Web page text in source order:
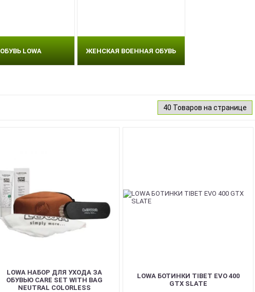
ОБУВЬ LOWA ЖЕНСКАЯ ВОЕННАЯ ОБУВЬ
LOWA НАБОР ДЛЯ УХОДА ЗА
ОБУВЬЮ CARE SET WITH BAG
NEUTRAL COLORLESS
LOWA БОТИНКИ TIBET EVO 400
GTX SLATE